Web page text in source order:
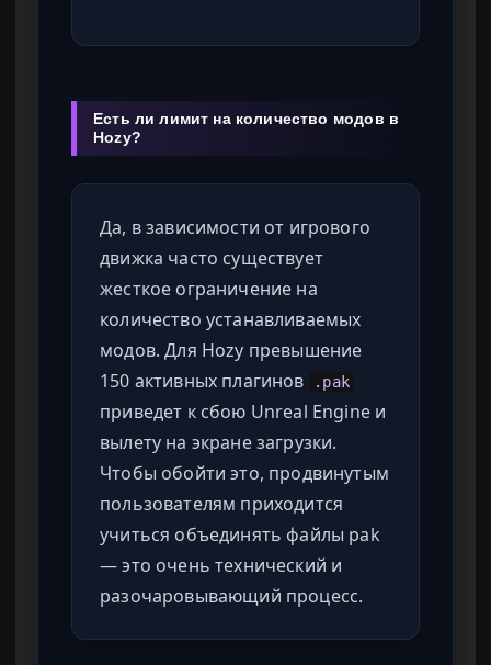
Есть ли лимит на количество модов в
Hozy?
Да, в зависимости от игрового
движка часто существует
жесткое ограничение на
количество устанавливаемых
модов. Для Hozy превышение
150 активных плагинов
.pak
приведет к сбою Unreal Engine и
вылету на экране загрузки.
Чтобы обойти это, продвинутым
пользователям приходится
учиться объединять файлы pak
— это очень технический и
разочаровывающий процесс.